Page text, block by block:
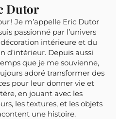
Dutor
! Je m’appelle Eric Dutor
passionné par l’univers
intérieure et du
d’intérieur. Depuis aussi
que je me souvienne,
adoré transformer des
pour leur donner vie et
en jouant avec les
les textures, et les objets
une histoire.